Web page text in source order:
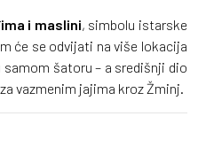
i maslini, simbolu istarske
će se odvijati na više lokacija
šatoru – a središnji dio
vazmenim jajima kroz Žminj.